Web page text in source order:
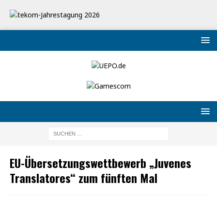
EU-Übersetzungswettbewerb „Juvenes
Translatores“ zum fünften Mal